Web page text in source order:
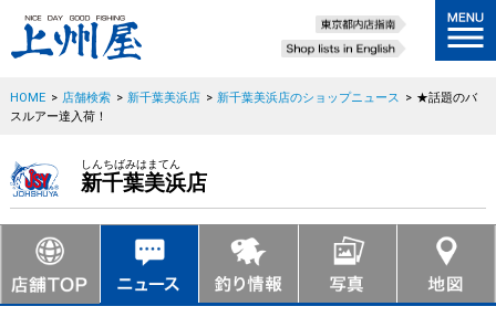
HOME > 店舗検索 > 新千葉美浜店 > 新千葉美浜店のショップニュース > ★話題のバ
スルアー達入荷！
しんちばみはまてん
新千葉美浜店